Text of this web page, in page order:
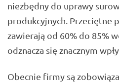
niezbędny do uprawy
produkcyjnych. Przeciętne
zawierają od 60% do 85%
odznacza się znacznym
Obecnie firmy są